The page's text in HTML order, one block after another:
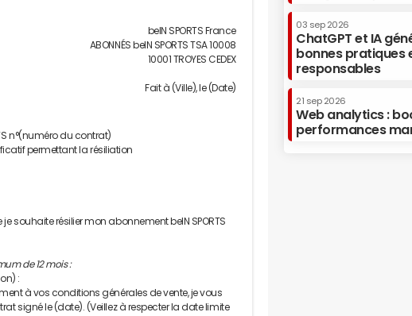
beIN SPORTS France
ABONNÉS beIN SPORTS TSA 10008
10001 TROYES CEDEX
Fait à (Ville), le (Date)
n°(numéro du contrat)
permettant la résiliation
souhaite résilier mon abonnement beIN SPORTS
de 12 mois :
:
à vos conditions générales de vente, je vous
signé le (date). (Veillez à respecter la date limite
03 sep 2026
ChatGPT et IA
bonnes pratiques
responsables
21 sep 2026
Web analytics :
performances